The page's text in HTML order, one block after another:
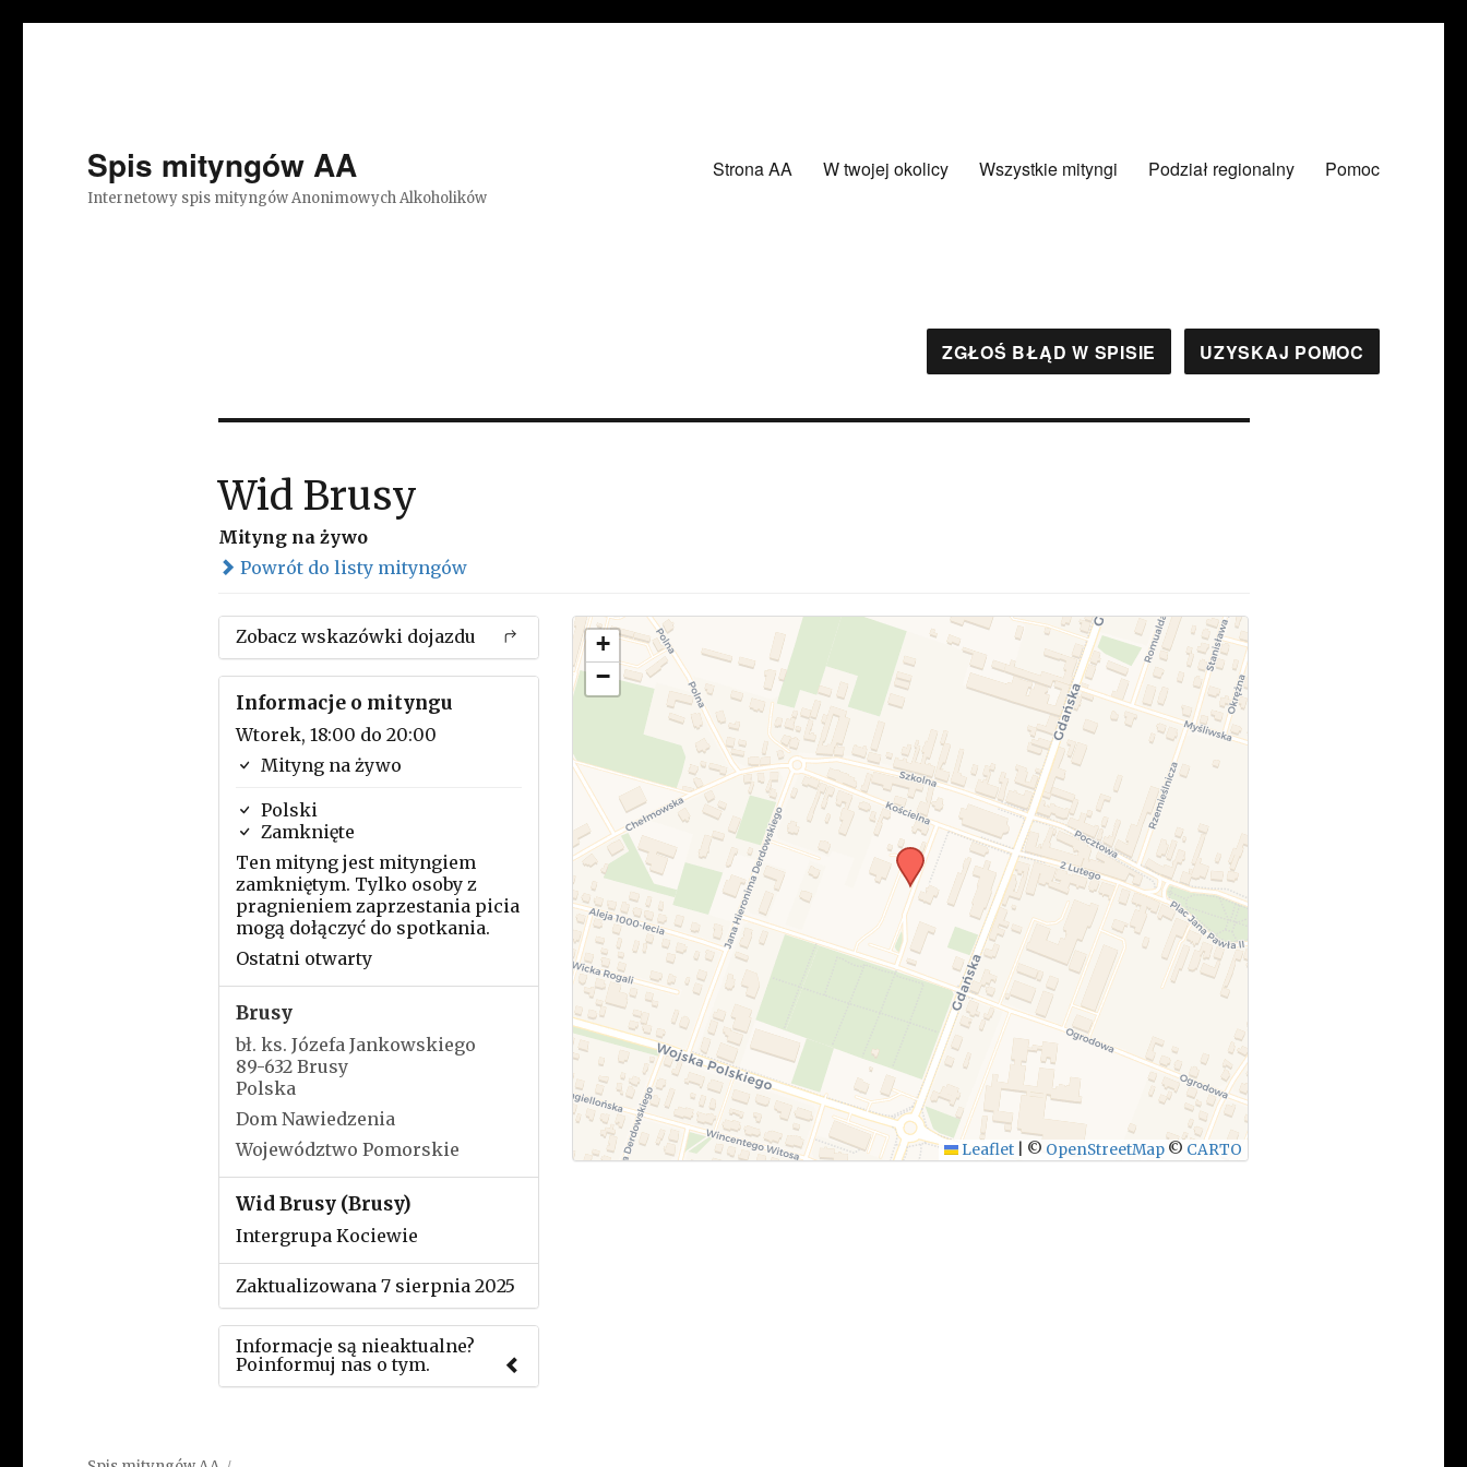
Spis mityngów AA
Internetowy spis mityngów Anonimowych Alkoholików
Strona AA W twojej okolicy Wszystkie mityngi Podział regionalny Pomoc
ZGŁOŚ BŁĄD W SPISIE UZYSKAJ POMOC
Wid Brusy
Mityng na żywo
Powrót do listy mityngów
Zobacz wskazówki dojazdu
Informacje o mityngu
Wtorek, 18:00 do 20:00
Mityng na żywo
Polski
Zamknięte
Ten mityng jest mityngiem
zamkniętym. Tylko osoby z
pragnieniem zaprzestania picia
mogą dołączyć do spotkania.
Ostatni otwarty
Brusy
bł. ks. Józefa Jankowskiego
89-632 Brusy
Polska
Dom Nawiedzenia
Województwo Pomorskie
Wid Brusy (Brusy)
Intergrupa Kociewie
Zaktualizowana 7 sierpnia 2025
Informacje są nieaktualne?
Poinformuj nas o tym.
+
−
Leaflet © OpenStreetMap © CARTO